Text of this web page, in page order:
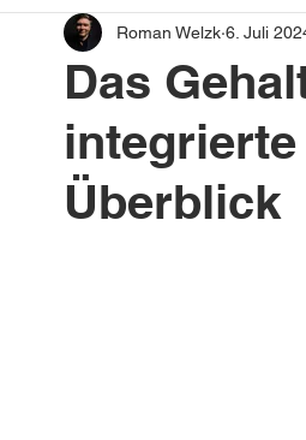
Einbürgerung Schweiz
Schweizer Kurzgeschichten
Das
Überblick
Roman Welzk 6. Juli